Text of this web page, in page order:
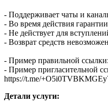
- Поддерживает чаты и
- Во время действия
- Не действует для
- Возврат средств
- Пример правильной
- Пример пригласительной
https://t.me/
Детали услуги: